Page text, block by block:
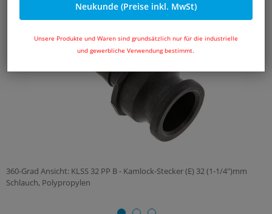
Neukunde (Preise inkl. MwSt)
Unsere Produkte und Waren sind grundsätzlich nur für die industrielle
und gewerbliche Verwendung bestimmt.
360-Grad Ansicht: KLSS 32 PP B - Kamlock-Stecker (E) 32 (1-1/4")mm
Schlauch, Polypropylen